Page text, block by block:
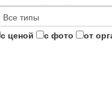
с ценой с фото от